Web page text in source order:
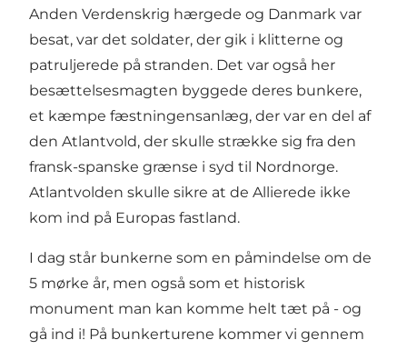
Anden Verdenskrig hærgede og Danmark var
besat, var det soldater, der gik i klitterne og
patruljerede på stranden. Det var også her
besættelsesmagten byggede deres bunkere,
et kæmpe fæstningensanlæg, der var en del af
den Atlantvold, der skulle strække sig fra den
fransk-spanske grænse i syd til Nordnorge.
Atlantvolden skulle sikre at de Allierede ikke
kom ind på Europas fastland.
I dag står bunkerne som en påmindelse om de
5 mørke år, men også som et historisk
monument man kan komme helt tæt på - og
gå ind i! På bunkerturene kommer vi gennem